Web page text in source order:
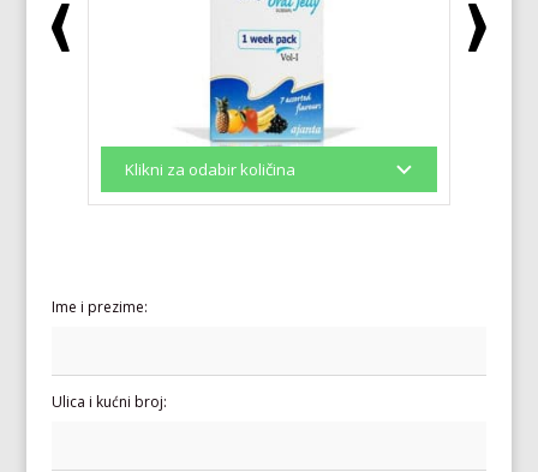
Ime i prezime:
Ulica i kućni broj: